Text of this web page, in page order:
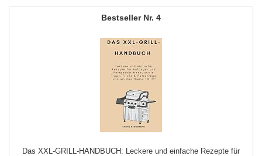
4
Das XXL-GRILL-HANDBUCH: Leckere und einfache Rezepte für